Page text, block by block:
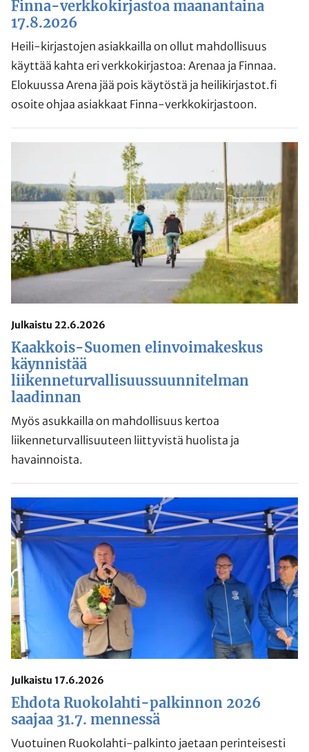
Finna-verkkokirjastoa maanantaina
17.8.2026
Heili-kirjastojen asiakkailla on ollut mahdollisuus
käyttää kahta eri verkkokirjastoa: Arenaa ja Finnaa.
Elokuussa Arena jää pois käytöstä ja heilikirjastot.fi
osoite ohjaa asiakkaat Finna-verkkokirjastoon.
Julkaistu 22.6.2026
Kaakkois-Suomen elinvoimakeskus
käynnistää
liikenneturvallisuussuunnitelman
laadinnan
Myös asukkailla on mahdollisuus kertoa
liikenneturvallisuuteen liittyvistä huolista ja
havainnoista.
Julkaistu 17.6.2026
Ehdota Ruokolahti-palkinnon 2026
saajaa 31.7. mennessä
Vuotuinen Ruokolahti-palkinto jaetaan perinteisesti